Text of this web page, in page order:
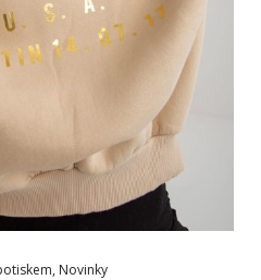
, Novinky